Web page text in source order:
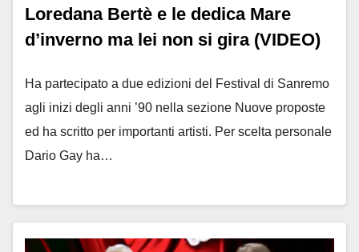
Loredana Bertè e le dedica Mare
d’inverno ma lei non si gira (VIDEO)
Ha partecipato a due edizioni del Festival di Sanremo
agli inizi degli anni ’90 nella sezione Nuove proposte
ed ha scritto per importanti artisti. Per scelta personale
Dario Gay ha…